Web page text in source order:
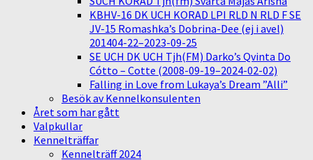
KBHV-16 DK UCH KORAD LPI RLD N RLD F SE
JV-15 Romashka’s Dobrina-Dee (ej i avel)
201404-22–2023-09-25
SE UCH DK UCH Tjh(FM) Darko’s Qvinta Do
Cótto – Cotte (2008-09-19–2024-02-02)
Falling in Love from Lukaya’s Dream ”Alli”
Besök av Kennelkonsulenten
Året som har gått
Valpkullar
Kennelträffar
Kennelträff 2024